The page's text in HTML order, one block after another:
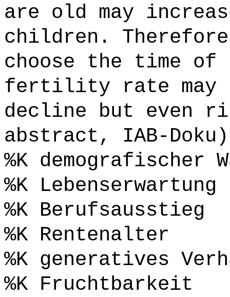
are old may
children.
choose the time
fertility rate may
decline but even
abstract, IAB-
%K demografischer
%K
%K Berufsausstieg
%K Rentenalter
%K generatives
%K Fruchtbarkeit